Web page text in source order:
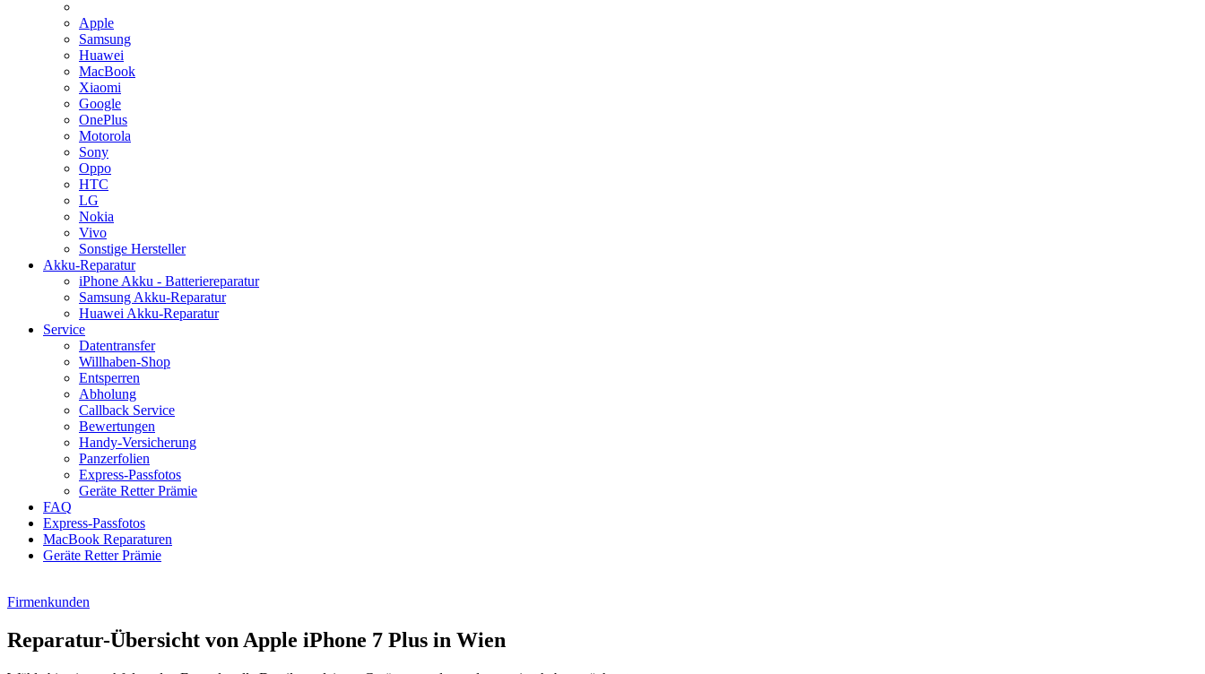
Apple
Samsung
Huawei
MacBook
Xiaomi
Google
OnePlus
Motorola
Sony
Oppo
HTC
LG
Nokia
Vivo
Sonstige Hersteller
Akku-Reparatur
iPhone Akku - Batteriereparatur
Samsung Akku-Reparatur
Huawei Akku-Reparatur
Service
Datentransfer
Willhaben-Shop
Entsperren
Abholung
Callback Service
Bewertungen
Handy-Versicherung
Panzerfolien
Express-Passfotos
Geräte Retter Prämie
FAQ
Express-Passfotos
MacBook Reparaturen
Geräte Retter Prämie
Firmenkunden
Reparatur-Übersicht von Apple iPhone 7 Plus in Wien